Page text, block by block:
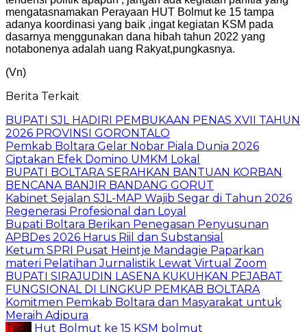
mengatasnamakan Perayaan HUT Bolmut ke 15 tampa
adanya koordinasi yang baik ,ingat kegiatan KSM pada
dasarnya menggunakan dana hibah tahun 2022 yang
notabonenya adalah uang Rakyat,pungkasnya.
(Vn)
Berita Terkait
BUPATI SJL HADIRI PEMBUKAAN PENAS XVII TAHUN
2026 PROVINSI GORONTALO
‎Pemkab Boltara Gelar Nobar Piala Dunia 2026
Ciptakan Efek Domino UMKM Lokal
BUPATI BOLTARA SERAHKAN BANTUAN KORBAN
BENCANA BANJIR BANDANG GORUT
Kabinet Sejalan SJL-MAP Wajib Segar di Tahun 2026
Regenerasi Profesional dan Loyal
Bupati Boltara Berikan Penegasan Penyusunan
APBDes 2026 Harus Riil dan Substansial
‎Ketum SPRI Pusat Heintje Mandagie Paparkan
materi Pelatihan Jurnalistik Lewat Virtual Zoom
BUPATI SIRAJUDIN LASENA KUKUHKAN PEJABAT
FUNGSIONAL DI LINGKUP PEMKAB BOLTARA
Komitmen Pemkab Boltara dan Masyarakat untuk
Meraih Adipura
Tag :
Hut Bolmut ke 15 KSM bolmut